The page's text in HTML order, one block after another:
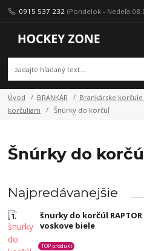
0915 537 232 (Pondelok - Nedeľa
Úvod BRANKÁR Brankárske
korčuliam
Šnúrky do korčúľ
Šnúrky do
Najpredávanejšie
1.
šnurky do korčúl RAPTOR
voskove biele
TOP produkt